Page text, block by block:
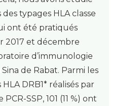
des typages HLA classe
ont été pratiqués
2017 et décembre
d’immunologie
de Rabat. Parmi les
DRB1* réalisés par
SSP, 101 (11 %) ont